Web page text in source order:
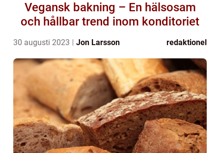
Vegansk bakning – En hälsosam
och hållbar trend inom konditoriet
30 augusti 2023 Jon Larsson redaktionel